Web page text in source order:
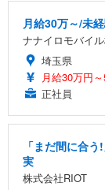
月給30万～/未
ナナイロモバイ
埼玉県
月給30万円
正社員
「まだ間に合
実
株式会社RIOT